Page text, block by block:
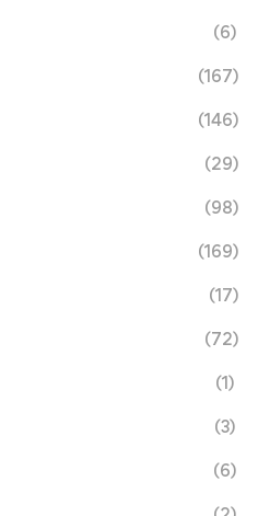
(6)
(167)
(146)
(29)
(98)
(169)
(17)
(72)
(1)
(3)
(6)